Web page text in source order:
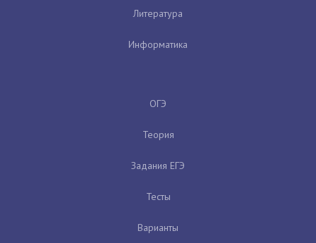
Литература
Информатика
ОГЭ
Теория
Задания ЕГЭ
Тесты
Варианты